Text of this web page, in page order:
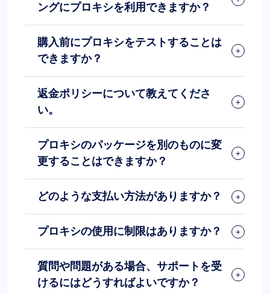
ングにプロキシを利用できますか？
購入前にプロキシをテストすることは
できますか？
返金ポリシーについて教えてくださ
い。
プロキシのパッケージを別のものに変
更することはできますか？
どのような支払い方法がありますか？
プロキシの使用に制限はありますか？
質問や問題がある場合、サポートを受
けるにはどうすればよいですか？